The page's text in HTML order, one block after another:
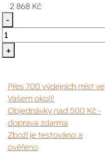
2 868 Kč
-
+
Přes 700 výdejních míst ve
Vašem okolí!
Objednávky nad 500 Kč -
doprava zdarma
Zboží je testováno a
ověřeno